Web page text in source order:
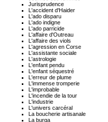
Jurisprudence
L'accident d'Haider
L'ado disparu
L'ado indigne
L'ado parricide
L'affaire d'Outreau
L'affaire des viols
L'agression en Corse
L'assistante sociale
L'astrologie
L'enfant pendu
L'enfant séquestré
L'erreur de plume
L'immense tromperie
L'improbable
L'incendie de la tour
L'industrie
L'univers carcéral
La boucherie artisanale
La burqa